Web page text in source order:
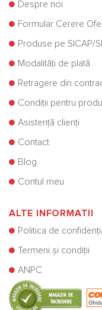
Despre noi
Formular Cerere
Produse pe SICAP/
Modalități de plată
Retragere din
Condiții pentru
Asistență clienți
Contact
Blog
Contul meu
ALTE INFORMATII
Politica de
Termeni și condiții
ANPC